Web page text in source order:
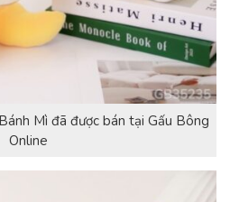
Mì đã được bán tại Gấu Bông
Online